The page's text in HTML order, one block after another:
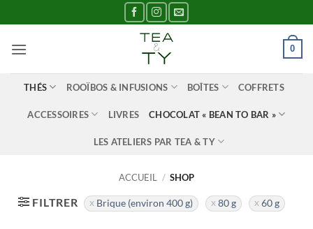
au
contenu
0
THÉS ROOÏBOS & INFUSIONS BOÎTES COFFRETS
ACCESSOIRES LIVRES CHOCOLAT « BEAN TO BAR »
LES ATELIERS PAR TEA & TY
ACCUEIL / SHOP
FILTRER Brique (environ 400 g) 80 g 60 g